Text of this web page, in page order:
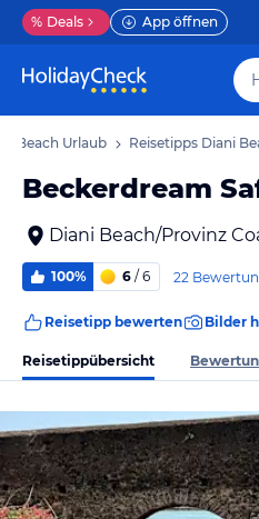
% Deals App öffnen
Beach Urlaub Reisetipps Diani
Beckerdream
Diani Beach/Provinz
100% 6 / 6 22
Reisetipp bewerten Bilder
Reisetippübersicht